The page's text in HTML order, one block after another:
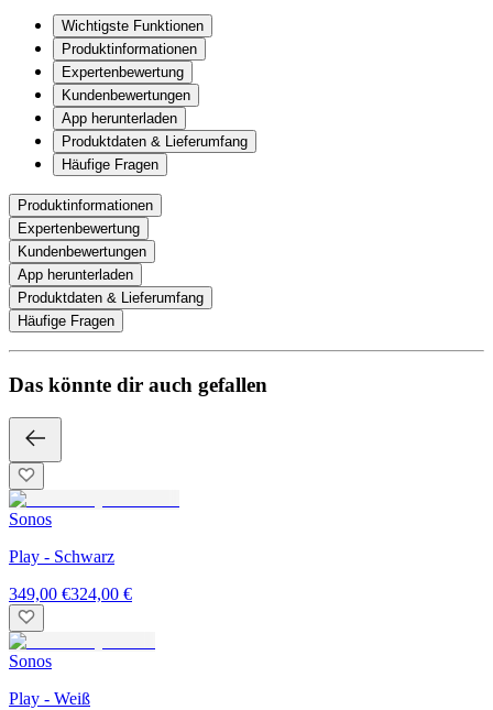
Wichtigste Funktionen
Produktinformationen
Expertenbewertung
Kundenbewertungen
App herunterladen
Produktdaten & Lieferumfang
Häufige Fragen
Produktinformationen
Expertenbewertung
Kundenbewertungen
App herunterladen
Produktdaten & Lieferumfang
Häufige Fragen
Das könnte dir auch gefallen
Sonos
Play - Schwarz
349,00 €324,00 €
Sonos
Play - Weiß